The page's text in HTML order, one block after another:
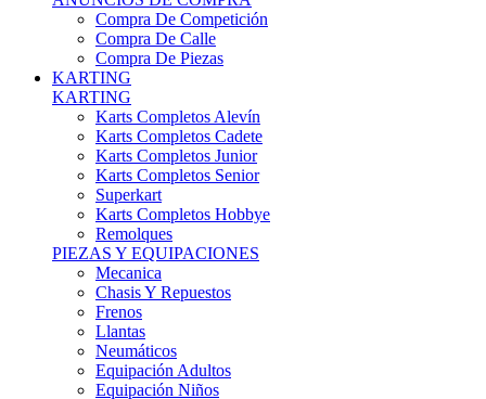
Compra De Competición
Compra De Calle
Compra De Piezas
KARTING
KARTING
Karts Completos Alevín
Karts Completos Cadete
Karts Completos Junior
Karts Completos Senior
Superkart
Karts Completos Hobbye
Remolques
PIEZAS Y EQUIPACIONES
Mecanica
Chasis Y Repuestos
Frenos
Llantas
Neumáticos
Equipación Adultos
Equipación Niños